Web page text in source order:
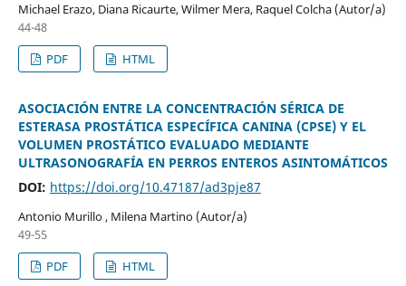
Michael Erazo, Diana Ricaurte, Wilmer Mera, Raquel Colcha (Autor/a)
44-48
PDF
HTML
ASOCIACIÓN ENTRE LA CONCENTRACIÓN SÉRICA DE
ESTERASA PROSTÁTICA ESPECÍFICA CANINA (CPSE) Y EL
VOLUMEN PROSTÁTICO EVALUADO MEDIANTE
ULTRASONOGRAFÍA EN PERROS ENTEROS ASINTOMÁTICOS
DOI: https://doi.org/10.47187/ad3pje87
Antonio Murillo , Milena Martino (Autor/a)
49-55
PDF
HTML